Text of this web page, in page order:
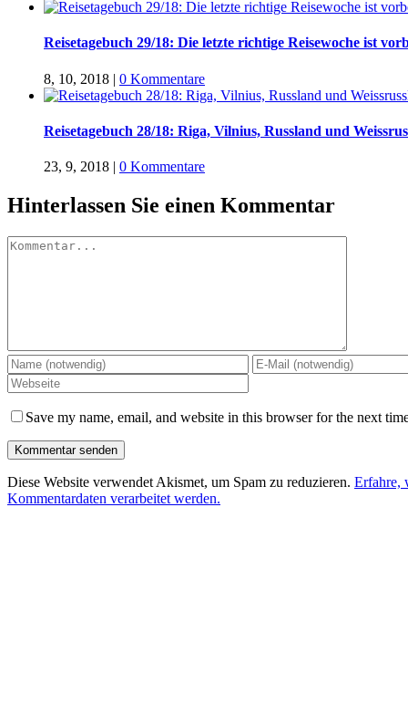
Reisetagebuch 29/18: Die letzte richtige Reisewoche ist
8, 10, 2018 | 0 Kommentare
Reisetagebuch 28/18: Riga, Vilnius, Russland und
23, 9, 2018 | 0 Kommentare
Hinterlassen Sie einen Kommentar
Kommentar
Save my name, email, and website in this browser for the next
Diese Website verwendet Akismet, um Spam zu reduzieren. Erfahre,
Kommentardaten verarbeitet werden.